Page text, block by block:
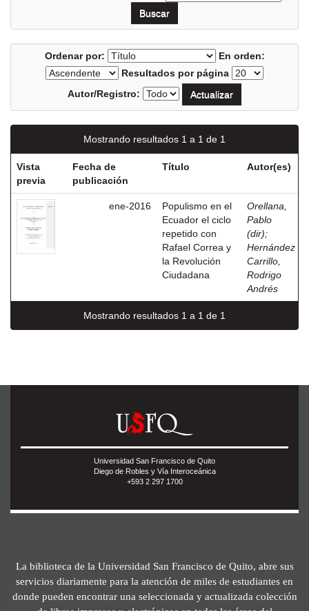
Ordenar por:
En orden:
Resultados por página
Autor/Registro:
Mostrando resultados 1 a 1 de 1
Vista
previa
Fecha de
publicación
Título Autor(es)
ene-2016
Populismo en el
Ecuador el ciclo
repetido con
Rafael Correa y
la Revolución
Ciudadana
Orellana,
Pablo
(dir);
Hernández
Carrillo,
Rodrigo
Andrés
Mostrando resultados 1 a 1 de 1
Universidad San Francisco de Quito
Diego de Robles y Vía Interoceánica
+593 2 297 1700
La biblioteca de la Universidad San Francisco de Quito, abre sus
servicios diariamente para la atención de miles de estudiantes en
donde pueden encontrar una seleccionada y actualizada colección